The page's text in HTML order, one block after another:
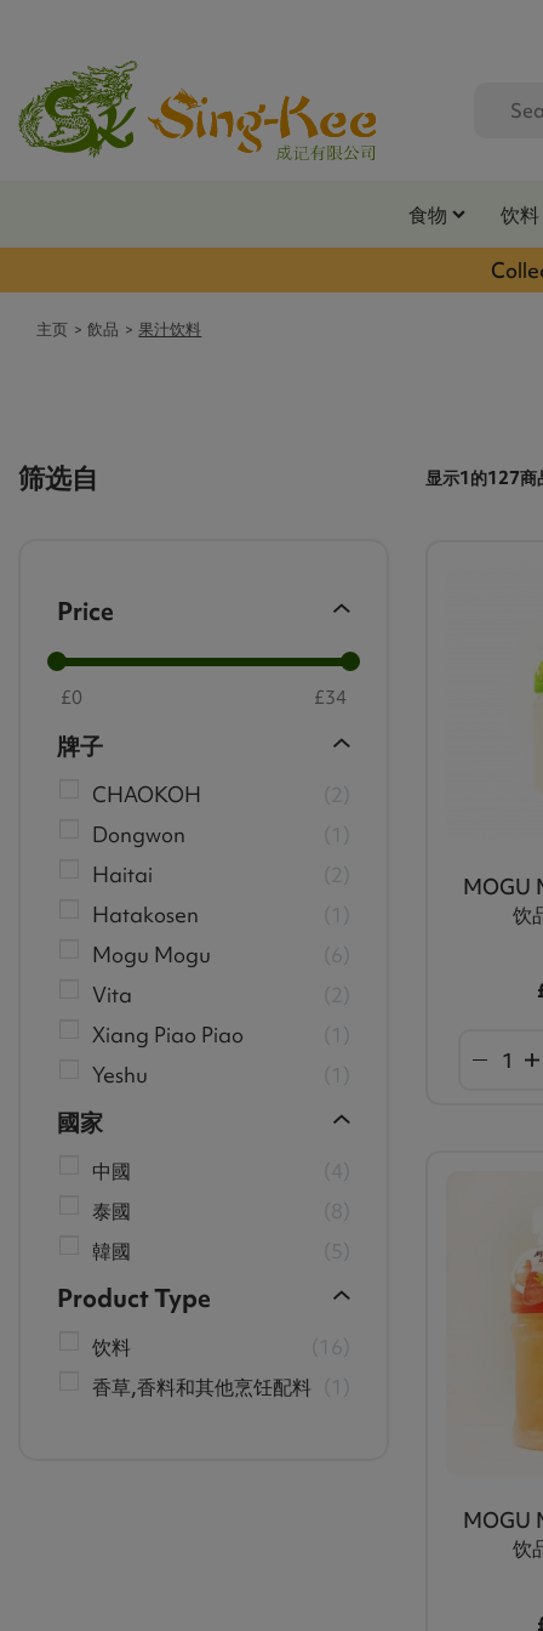
食物
饮料
主页 飲品 果汁饮料
筛选自
Price
£0 £34
牌子
CHAOKOH
2
Dongwon
1
Haitai
2
Hatakosen
1
Mogu Mogu
6
Vita
2
Xiang Piao Piao
1
Yeshu
1
國家
中國
4
泰國
8
韓國
5
Product Type
饮料
16
香草,香料和其他烹饪配料
1
显示1的127商
MOGU
饮
MOGU
饮